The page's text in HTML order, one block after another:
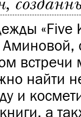
«Five
встречи
найти
и
а